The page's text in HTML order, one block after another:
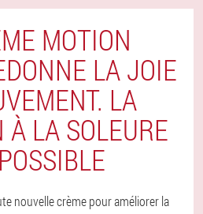
MOTION
LA JOIE
LA
LA SOLEURE
nouvelle crème pour améliorer la